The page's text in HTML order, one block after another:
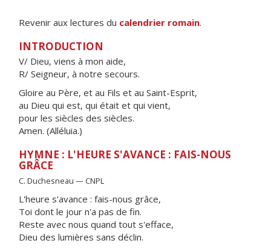
Revenir aux lectures du calendrier romain.
INTRODUCTION
V/ Dieu, viens à mon aide,
R/ Seigneur, à notre secours.
Gloire au Père, et au Fils et au Saint-Esprit,
au Dieu qui est, qui était et qui vient,
pour les siècles des siècles.
Amen. (Alléluia.)
HYMNE : L'HEURE S'AVANCE : FAIS-NOUS
GRÂCE
C. Duchesneau — CNPL
L'heure s'avance : fais-nous grâce,
Toi dont le jour n'a pas de fin.
Reste avec nous quand tout s'efface,
Dieu des lumières sans déclin.